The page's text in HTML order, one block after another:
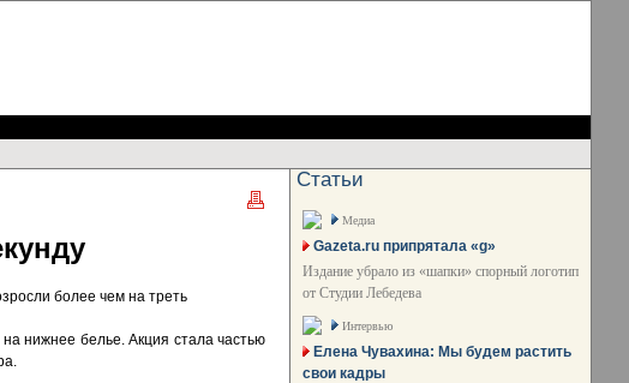
более чем на треть
нижнее белье. Акция стала частью
Статьи
Медиа
Gazeta.ru припрятала «g»
Издание убрало из «шапки» спорный логотип
от Студии Лебедева
Интервью
Елена Чувахина: Мы будем растить
свои кадры